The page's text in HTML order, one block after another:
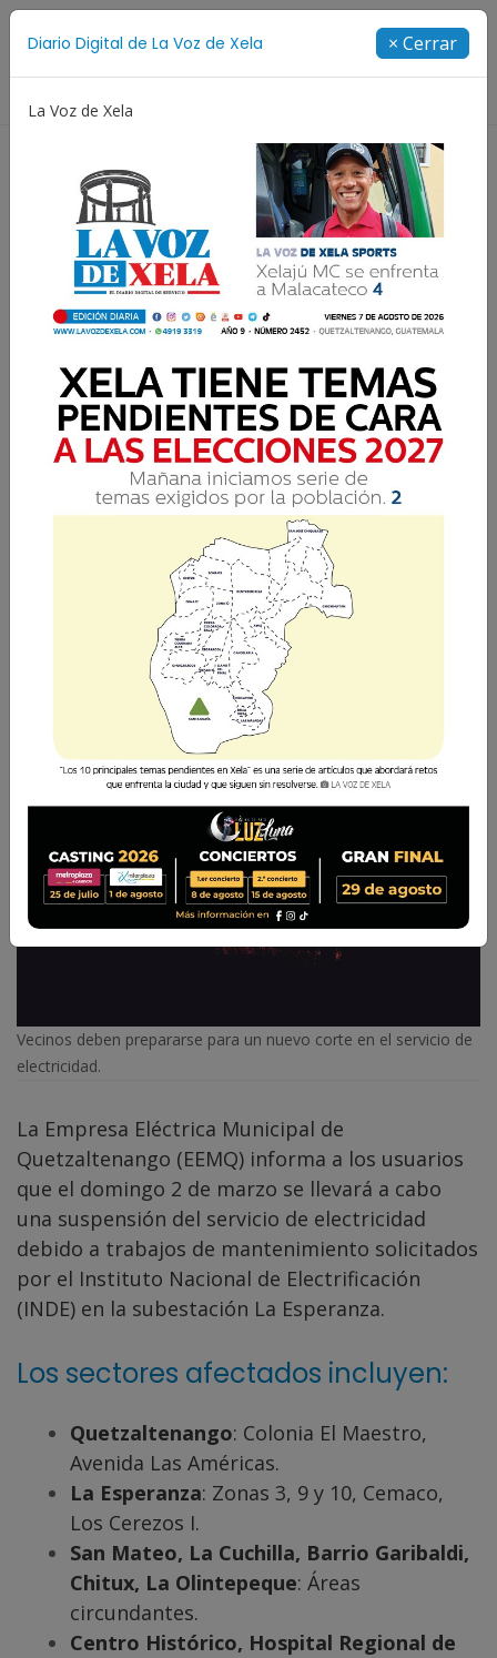
Diario Digital de La Voz de Xela × Cerrar
La Voz de Xela
Anuncian nuevo corte de
energía para este
domingo en Xela
La suspensión tendrá lugar entre las 05:00 y las
14:00 horas, con horarios aproximados debido a
la complejidad de los trabajos.
La Voz de Xela 28 Febrero 2025 16:32
Vecinos deben prepararse para un nuevo corte en el servicio de
electricidad.
La Empresa Eléctrica Municipal de
Quetzaltenango (EEMQ) informa a los usuarios
que el domingo 2 de marzo se llevará a cabo
una suspensión del servicio de electricidad
debido a trabajos de mantenimiento solicitados
por el Instituto Nacional de Electrificación
(INDE) en la subestación La Esperanza.
Los sectores afectados incluyen:
Quetzaltenango: Colonia El Maestro,
Avenida Las Américas.
La Esperanza: Zonas 3, 9 y 10, Cemaco,
Los Cerezos I.
San Mateo, La Cuchilla, Barrio Garibaldi,
Chitux, La Olintepeque: Áreas
circundantes.
Centro Histórico, Hospital Regional de